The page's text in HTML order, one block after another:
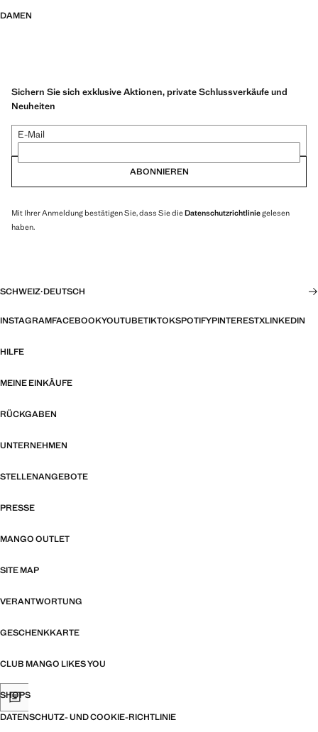
DAMEN
Sichern Sie sich exklusive Aktionen, private Schlussverkäufe und
Neuheiten
E-Mail
ABONNIEREN
Mit Ihrer Anmeldung bestätigen Sie, dass Sie dieDatenschutzrichtliniegelesen
haben.
SCHWEIZ·DEUTSCH
INSTAGRAMFACEBOOKYOUTUBETIKTOKSPOTIFYPINTERESTXLINKEDIN
HILFE
MEINE EINKÄUFE
RÜCKGABEN
UNTERNEHMEN
STELLENANGEBOTE
PRESSE
MANGO OUTLET
SITE MAP
VERANTWORTUNG
GESCHENKKARTE
CLUB MANGO LIKES YOU
SHOPS
DATENSCHUTZ- UND COOKIE-RICHTLINIE